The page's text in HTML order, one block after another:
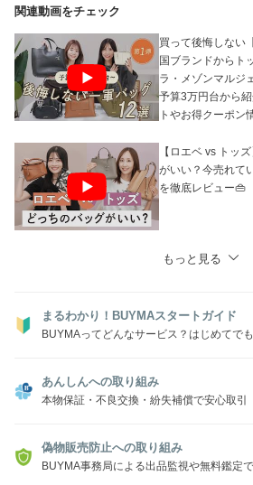
関連動画をチェック
買って後悔しない
国ブランドからト
ラ・メゾンマルジ
予算3万円台から
トやお得クーポン
【ロエベ vs トッ
がいい？今売れて
を徹底レビュー👜
もっと見る
まるわかり！BUYMAスタートガイド
BUYMAってどんなサービス？はじめてで
あんしんへの取り組み
本物保証・不良交換・紛失補償で安心取引
偽物販売防止への取り組み
BUYMA事務局による出品監視や無料鑑定